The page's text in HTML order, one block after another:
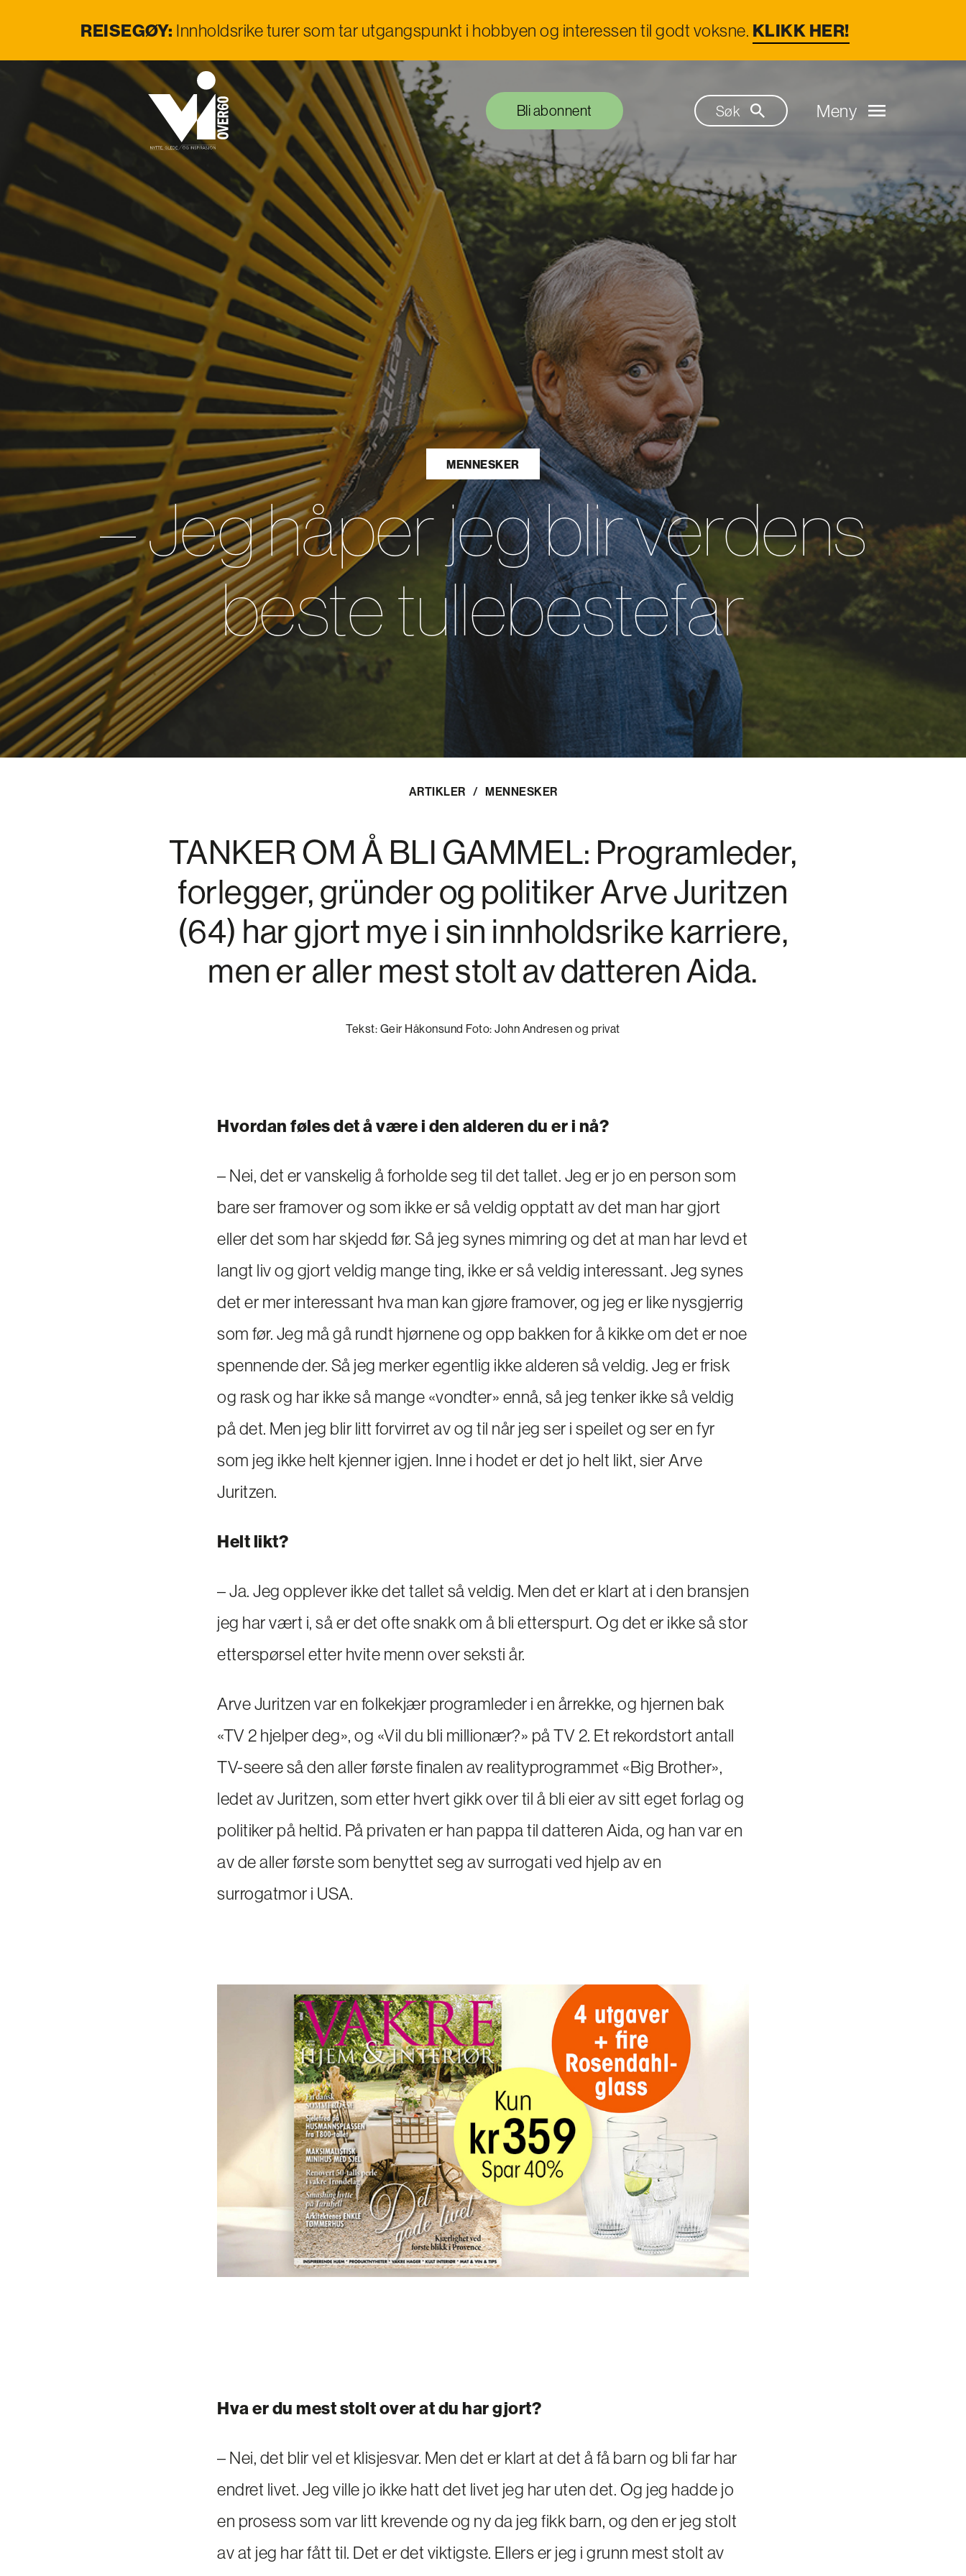
REISEGØY: Innholdsrike turer som tar utgangspunkt i hobbyen og interessen til godt voksne. KLIKK HER!
Bli abonnent Søk Meny
MENNESKER
– Jeg håper jeg blir verdens
beste tullebestefar
ARTIKLER / MENNESKER
TANKER OM Å BLI GAMMEL: Programleder,
forlegger, gründer og politiker Arve Juritzen
(64) har gjort mye i sin innholdsrike karriere,
men er aller mest stolt av datteren Aida.
Tekst: Geir Håkonsund Foto: John Andresen og privat
Hvordan føles det å være i den alderen du er i nå?
– Nei, det er vanskelig å forholde seg til det tallet. Jeg er jo en person som
bare ser framover og som ikke er så veldig opptatt av det man har gjort
eller det som har skjedd før. Så jeg synes mimring og det at man har levd et
langt liv og gjort veldig mange ting, ikke er så veldig interessant. Jeg synes
det er mer interessant hva man kan gjøre framover, og jeg er like nysgjerrig
som før. Jeg må gå rundt hjørnene og opp bakken for å kikke om det er noe
spennende der. Så jeg merker egentlig ikke alderen så veldig. Jeg er frisk
og rask og har ikke så mange «vondter» ennå, så jeg tenker ikke så veldig
på det. Men jeg blir litt forvirret av og til når jeg ser i speilet og ser en fyr
som jeg ikke helt kjenner igjen. Inne i hodet er det jo helt likt, sier Arve
Juritzen.
Helt likt?
– Ja. Jeg opplever ikke det tallet så veldig. Men det er klart at i den bransjen
jeg har vært i, så er det ofte snakk om å bli etterspurt. Og det er ikke så stor
etterspørsel etter hvite menn over seksti år.
Arve Juritzen var en folkekjær programleder i en årrekke, og hjernen bak
«TV 2 hjelper deg», og «Vil du bli millionær?» på TV 2. Et rekordstort antall
TV-seere så den aller første finalen av realityprogrammet «Big Brother»,
ledet av Juritzen, som etter hvert gikk over til å bli eier av sitt eget forlag og
politiker på heltid. På privaten er han pappa til datteren Aida, og han var en
av de aller første som benyttet seg av surrogati ved hjelp av en
surrogatmor i USA.
Hva er du mest stolt over at du har gjort?
– Nei, det blir vel et klisjesvar. Men det er klart at det å få barn og bli far har
endret livet. Jeg ville jo ikke hatt det livet jeg har uten det. Og jeg hadde jo
en prosess som var litt krevende og ny da jeg fikk barn, og den er jeg stolt
av at jeg har fått til. Det er det viktigste. Ellers er jeg i grunn mest stolt av